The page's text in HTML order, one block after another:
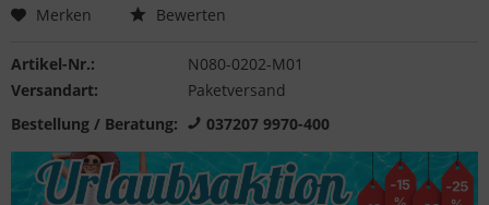
Merken Bewerten
Artikel-Nr.:
N080-0202-M01
Versandart:
Paketversand
Bestellung / Beratung:
037207 9970-400